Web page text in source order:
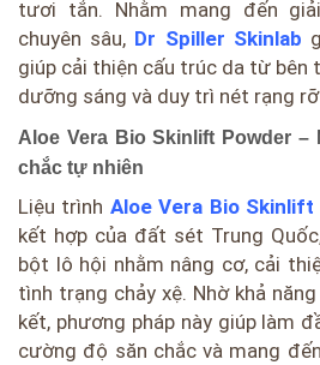
tươi tắn. Nhằm mang đến
chuyên sâu, Dr Spiller Skinlab
giúp cải thiện cấu trúc da từ bên
dưỡng sáng và duy trì nét rạng
Aloe Vera Bio Skinlift Powder –
chắc tự nhiên
Liệu trình Aloe Vera Bio Skinlift
kết hợp của đất sét Trung
bột lô hội nhằm nâng cơ, cải
tình trạng chảy xệ. Nhờ khả
kết, phương pháp này giúp làm
cường độ săn chắc và mang